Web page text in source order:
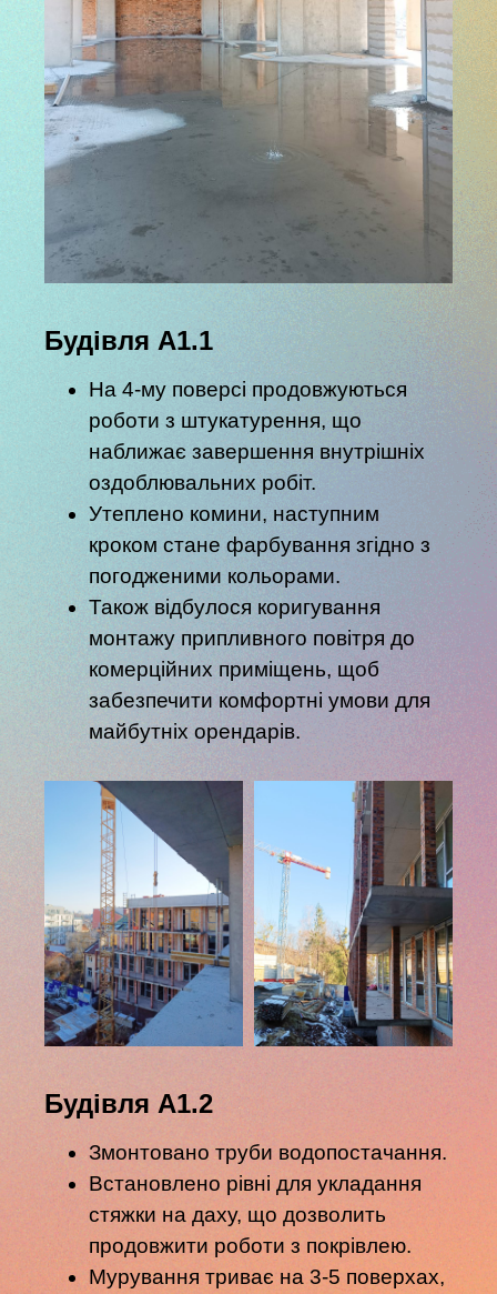
Будівля А1.1
На 4-му поверсі продовжуються
роботи з штукатурення, що
наближає завершення внутрішніх
оздоблювальних робіт.
Утеплено комини, наступним
кроком стане фарбування згідно з
погодженими кольорами.
Також відбулося коригування
монтажу припливного повітря до
комерційних приміщень, щоб
забезпечити комфортні умови для
майбутніх орендарів.
Будівля А1.2
Змонтовано труби водопостачання.
Встановлено рівні для укладання
стяжки на даху, що дозволить
продовжити роботи з покрівлею.
Мурування триває на 3-5 поверхах,